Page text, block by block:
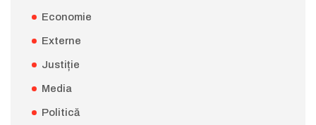
Economie
Externe
Justiție
Media
Politică